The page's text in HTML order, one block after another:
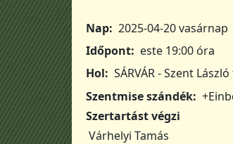
Nap 2025-04-20 vasárnap
Időpont
este 19:00 óra
Hol
SÁRVÁR - Szent
Szentmise szándék
Szertartást végzi
Várhelyi Tamás